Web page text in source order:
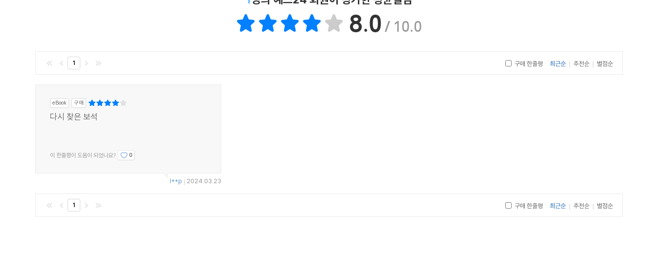
8.0 / 10.0
1 구매 한줄평 최근순 추천순 별점순
eBook 구매
다시 찾은 보석
이 한줄평이 도움이 되었나요? 0
l**p 2024.03.23
1 구매 한줄평 최근순 추천순 별점순